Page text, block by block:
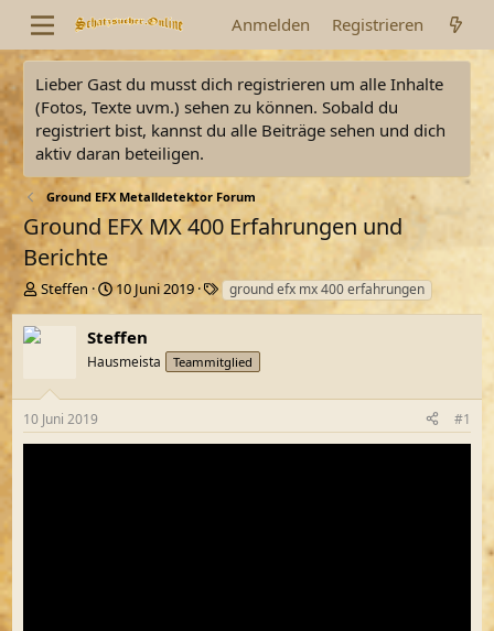
Anmelden Registrieren
Lieber Gast du musst dich registrieren um alle Inhalte
(Fotos, Texte uvm.) sehen zu können. Sobald du
registriert bist, kannst du alle Beiträge sehen und dich
aktiv daran beteiligen.
Ground EFX Metalldetektor Forum
Ground EFX MX 400 Erfahrungen und
Berichte
E
s
t
l
e
r
Steffen
E
s
t
e
l
a
10 Juni 2019
S
c
l
a
w
r
ground efx mx 400 erfahrungen
Steffen
Hausmeista Teammitglied
10 Juni 2019 #1